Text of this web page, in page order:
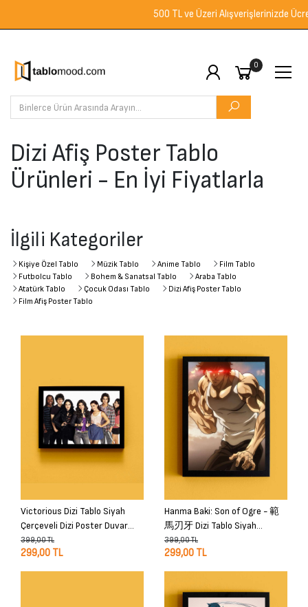
500 TL ve Üzeri Alışverişlerinizde
0
Dizi Afiş Poster Tablo
Ürünleri - En İyi Fiyatlarla
İlgili Kategoriler
Kişiye Özel Tablo Müzik Tablo Anime Tablo
Film Tablo
Futbolcu Tablo
Bohem & Sanatsal Tablo
Araba Tablo
Atatürk Tablo
Çocuk Odası Tablo
Dizi Afiş Poster Tablo
Film Afiş Poster Tablo
Victorious Dizi Tablo Siyah
Çerçeveli Dizi Poster Duvar
Tablo
399,00 TL
299,00 TL
Hanma Baki: Son of Ogre - 範
馬刃牙 Dizi Tablo Siyah
Çerçeveli Dizi Poster Duvar
Tablo
399,00 TL
299,00 TL